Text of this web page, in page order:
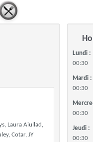
Laura Aiullad,
Cotar, JY
00:30
00:30
00:30
00:30